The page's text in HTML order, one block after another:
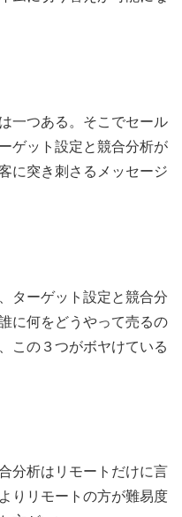
一つある。そこでセール
ゲット設定と競合分析が
に突き刺さるメッセージ
ターゲット設定と競合分
に何をどうやって売るの
この３つがボヤけている
分析はリモートだけに言
りリモートの方が難易度